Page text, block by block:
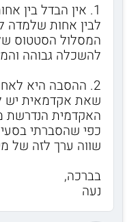
1. אין הבדל בין
לבין אחות שלמדה
המסלול הסטטוס
להשכלה גבוהה
2. ההסבה היא
שאת אקדמאית
האקדמית הנדרשת
כפי שהסברתי
שווה ערך לזה של
בברכה,
נעה